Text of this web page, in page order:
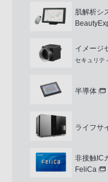
肌解析シ
イメージ
セキュリテ
半導体
ライフサ
非接触IC
FeliCa